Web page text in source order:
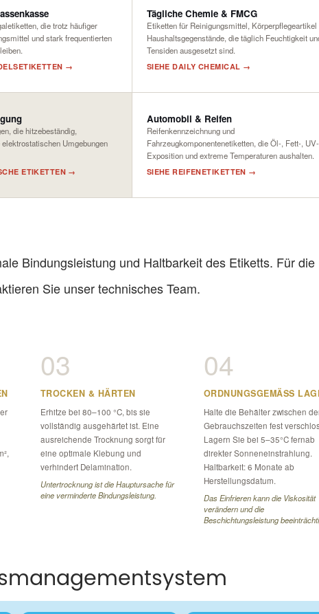
die trotz häufiger
und stark frequentierten
→
Tägliche Chemie & FMCG
Etiketten für Reinigungsmittel, Körperpflegeartikel
Haushaltsgegenstände, die täglich Feuchtigkeit
Tensiden ausgesetzt sind.
SIEHE DAILY CHEMICAL →
die hitzebeständig,
Umgebungen
ETIKETTEN →
Automobil & Reifen
Reifenkennzeichnung und
Fahrzeugkomponentenetiketten, die Öl-, Fett-, UV-
Exposition und extreme Temperaturen aushalten.
SIEHE REIFENETIKETTEN →
Bindungsleistung und Haltbarkeit des Etiketts. Für die
Sie unser technisches Team.
03
TROCKEN & HÄRTEN
Erhitze bei 80–100 °C, bis sie
vollständig ausgehärtet ist. Eine
ausreichende Trocknung sorgt für
eine optimale Klebung und
verhindert Delamination.
Untertrocknung ist die Hauptursache für
eine verminderte Bindungsleistung.
04
ORDNUNGSGEMÄSS
Halte die Behälter zwischen
Gebrauchszeiten fest
Lagern Sie bei 5–35°C fernab
direkter Sonneneinstrahlung.
Haltbarkeit: 6 Monate ab
Herstellungsdatum.
Das Einfrieren kann die Viskosität
verändern und die
Beschichtungsleistung